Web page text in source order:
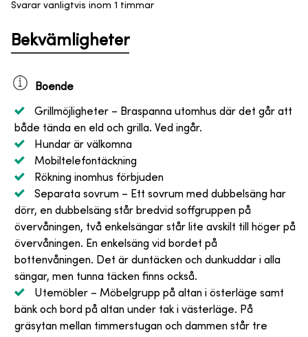
Svarar vanligtvis inom 1 timmar
Bekvämligheter
Boende
Grillmöjligheter – Braspanna utomhus där det går att
både tända en eld och grilla. Ved ingår.
Hundar är välkomna
Mobiltelefontäckning
Rökning inomhus förbjuden
Separata sovrum – Ett sovrum med dubbelsäng har
dörr, en dubbelsäng står bredvid soffgruppen på
övervåningen, två enkelsängar står lite avskilt till höger på
övervåningen. En enkelsäng vid bordet på
bottenvåningen. Det är duntäcken och dunkuddar i alla
sängar, men tunna täcken finns också.
Utemöbler – Möbelgrupp på altan i österläge samt
bänk och bord på altan under tak i västerläge. På
gräsytan mellan timmerstugan och dammen står tre